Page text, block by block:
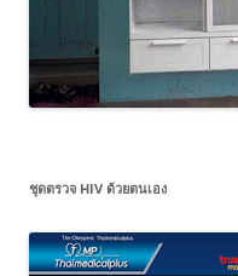
ชุดตรวจ HIV ด้วยตนเอง